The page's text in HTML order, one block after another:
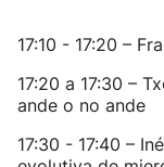
17:10 - 17:20 –
17:20 a 17:30 –
ande o no ande
17:30 - 17:40 –